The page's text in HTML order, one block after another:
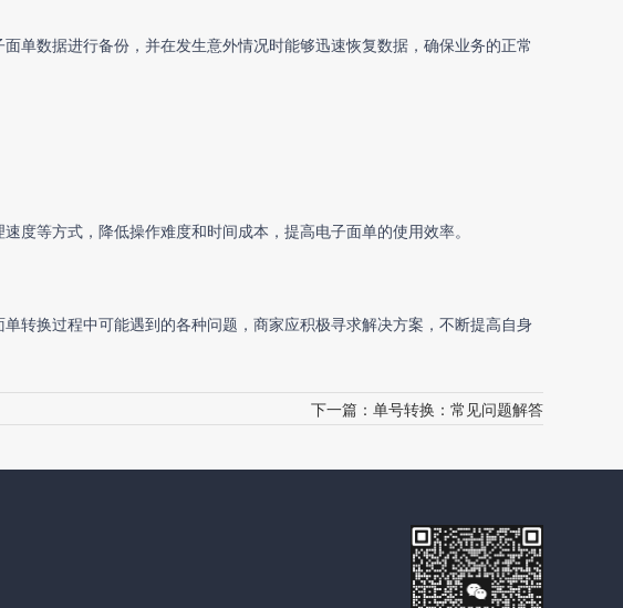
单数据进行备份，并在发生意外情况时能够迅速恢复数据，确保业务的正常
度等方式，降低操作难度和时间成本，提高电子面单的使用效率。
转换过程中可能遇到的各种问题，商家应积极寻求解决方案，不断提高自身
下一篇： 单号转换：常见问题解答